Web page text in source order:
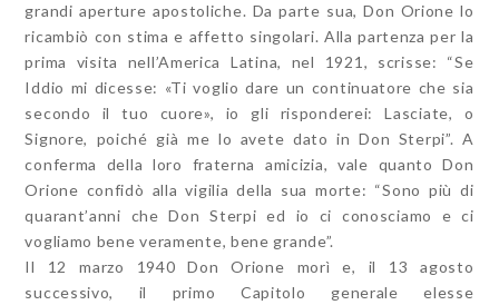
grandi aperture apostoliche. Da parte sua, Don Orione lo
ricambiò con stima e affetto singolari. Alla partenza per la
prima visita nell’America Latina, nel 1921, scrisse: “Se
Iddio mi dicesse: «Ti voglio dare un continuatore che sia
secondo il tuo cuore», io gli risponderei: Lasciate, o
Signore, poiché già me lo avete dato in Don Sterpi”. A
conferma della loro fraterna amicizia, vale quanto Don
Orione confidò alla vigilia della sua morte: “Sono più di
quarant’anni che Don Sterpi ed io ci conosciamo e ci
vogliamo bene veramente, bene grande”.
Il 12 marzo 1940 Don Orione morì e, il 13 agosto
successivo, il primo Capitolo generale elesse